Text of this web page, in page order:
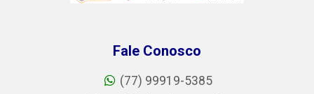
Fale Conosco
(77) 99919-5385